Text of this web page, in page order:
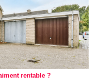
rentable ?